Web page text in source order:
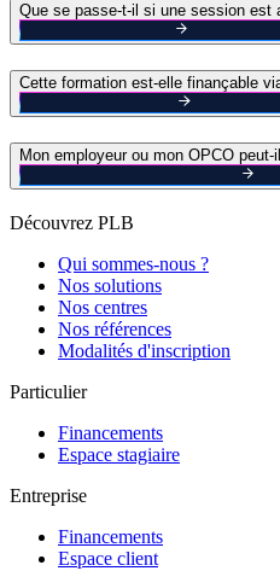
Que se passe-t-il si une session est
Cette formation est-elle finançable
Mon employeur ou mon OPCO
Découvrez PLB
Qui sommes-nous ?
Nos solutions
Nos centres
Nos références
Modalités d'inscription
Particulier
Financements
Espace stagiaire
Entreprise
Financements
Espace client